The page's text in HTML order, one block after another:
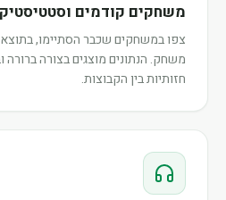
משחקים קודמים
צפו במשחקים שכבר הסתיימו,
משחק. הנתונים מוצגים בצורה
חזותיות בין הקבוצות.